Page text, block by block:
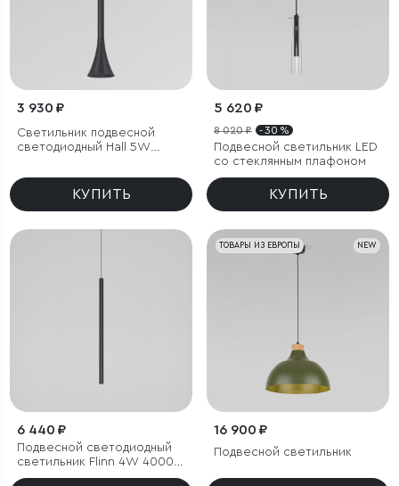
3 930 ₽
Светильник подвесной
светодиодный Hall 5W
КУПИТЬ
5 620 ₽
8 020 ₽ - 30 %
Подвесной светильник LED
со стеклянным плафоном
КУПИТЬ
6 440 ₽
Подвесной светодиодный
светильник Flinn 4W 4000К
черный
NEW
ТОВАРЫ ИЗ ЕВРОПЫ
16 900 ₽
Подвесной светильник